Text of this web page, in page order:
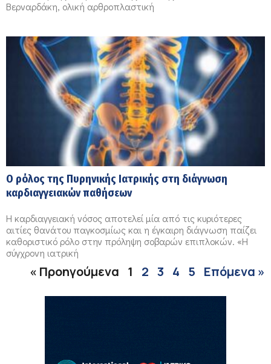
Βερναρδάκη, ολική αρθροπλαστική
Ο ρόλος της Πυρηνικής Ιατρικής στη διάγνωση
καρδιαγγειακών παθήσεων
Η καρδιαγγειακή νόσος αποτελεί μία από τις κυριότερες
αιτίες θανάτου παγκοσμίως και η έγκαιρη διάγνωση παίζει
καθοριστικό ρόλο στην πρόληψη σοβαρών επιπλοκών. «Η
σύγχρονη ιατρική
« Προηγούμενα 1 2 3 4 5 Επόμενα »